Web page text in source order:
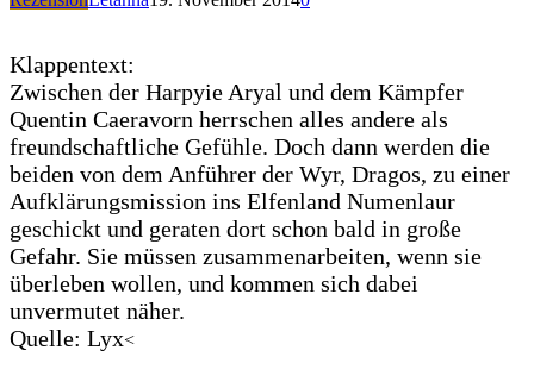
Klappentext:
Zwischen der Harpyie Aryal und dem Kämpfer
Quentin Caeravorn herrschen alles andere als
freundschaftliche Gefühle. Doch dann werden die
beiden von dem Anführer der Wyr, Dragos, zu einer
Aufklärungsmission ins Elfenland Numenlaur
geschickt und geraten dort schon bald in große
Gefahr. Sie müssen zusammenarbeiten, wenn sie
überleben wollen, und kommen sich dabei
unvermutet näher.
Quelle: Lyx<